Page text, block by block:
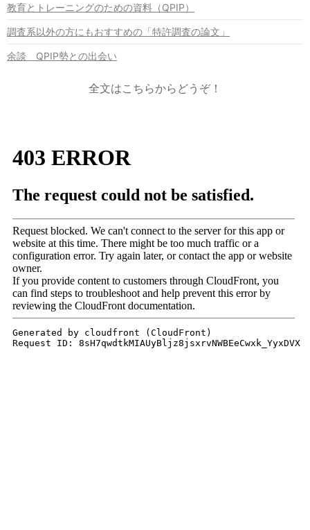
教育とトレーニングのための資料（QPIP）
調査系以外の方にもおすすめの「特許調査の論文」
余談 QPIP勢との出会い
全文はこちらからどうぞ！